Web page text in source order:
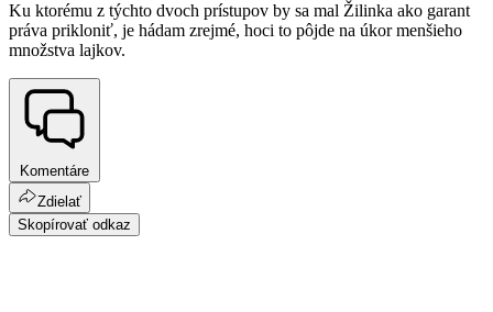
Ku ktorému z týchto dvoch prístupov by sa mal Žilinka ako garant
práva prikloniť, je hádam zrejmé, hoci to pôjde na úkor menšieho
množstva lajkov.
Komentáre
Zdielať
Skopírovať odkaz